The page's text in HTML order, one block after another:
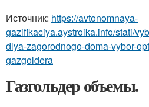
Источник: https://avtonomnaya-
gazifikaciya.aystroika.info/stati/
dlya-zagorodnogo-doma-vybor-
gazgoldera
Газгольдер объемы.